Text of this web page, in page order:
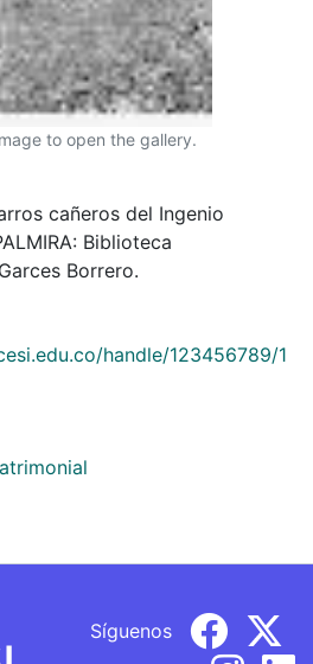
to open the gallery.
cañeros del Ingenio
Biblioteca
Borrero.
handle/123456789/1
Síguenos